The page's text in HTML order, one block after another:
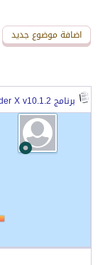
اضافة رد جديد
اضافة موضوع جديد
برنامج Adobe Reader X v10.1.2